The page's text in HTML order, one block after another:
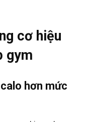
cơ hiệu
gym
hơn mức